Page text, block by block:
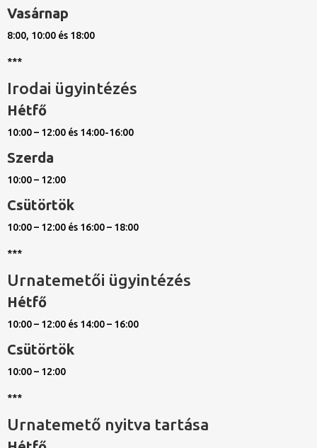
Vasárnap
8:00, 10:00 és 18:00
***
Irodai ügyintézés
Hétfő
10:00 – 12:00 és 14:00-16:00
Szerda
10:00 – 12:00
Csütörtök
10:00 – 12:00 és 16:00 – 18:00
***
Urnatemetői ügyintézés
Hétfő
10:00 – 12:00 és 14:00 – 16:00
Csütörtök
10:00 – 12:00
***
Urnatemető nyitva tartása